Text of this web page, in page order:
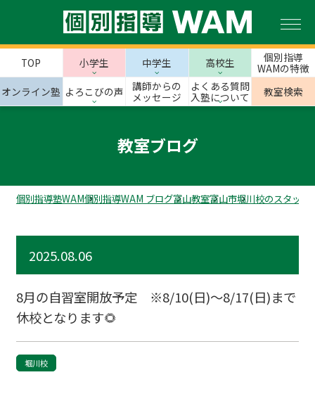
TOP 小学生 中学生 高校生
個別指導
WAMの特徴
オンライン塾 よろこびの声
講師からの
メッセージ
よくある質問
入塾について
教室検索
教室ブログ
個別指導塾WAM個別指導WAM ブログ富山教室富山市堀川校のスタッフ
2025.08.06
8月の自習室開放予定 ※8/10(日)～8/17(日)まで
休校となります🌻
堀川校